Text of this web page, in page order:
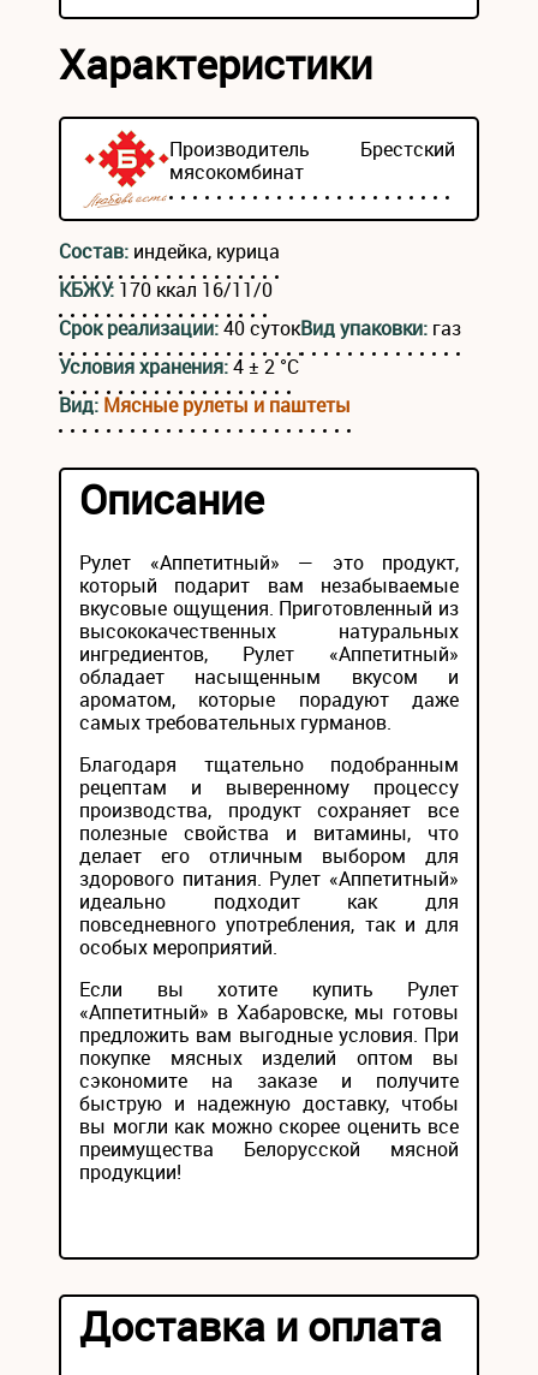
Характеристики
Производитель Брестский
мясокомбинат
Состав: индейка, курица
КБЖУ: 170 ккал 16/11/0
Срок реализации:40 сутокВид упаковки: газ
Условия хранения:4 ± 2 °С
Вид: Мясные рулеты и паштеты
Описание
Рулет «Аппетитный» — это продукт,
который подарит вам незабываемые
вкусовые ощущения. Приготовленный из
высококачественных натуральных
ингредиентов, Рулет «Аппетитный»
обладает насыщенным вкусом и
ароматом, которые порадуют даже
самых требовательных гурманов.
Благодаря тщательно подобранным
рецептам и выверенному процессу
производства, продукт сохраняет все
полезные свойства и витамины, что
делает его отличным выбором для
здорового питания. Рулет «Аппетитный»
идеально подходит как для
повседневного употребления, так и для
особых мероприятий.
Если вы хотите купить Рулет
«Аппетитный» в Хабаровске, мы готовы
предложить вам выгодные условия. При
покупке мясных изделий оптом вы
сэкономите на заказе и получите
быструю и надежную доставку, чтобы
вы могли как можно скорее оценить все
преимущества Белорусской мясной
продукции!
Доставка и оплата